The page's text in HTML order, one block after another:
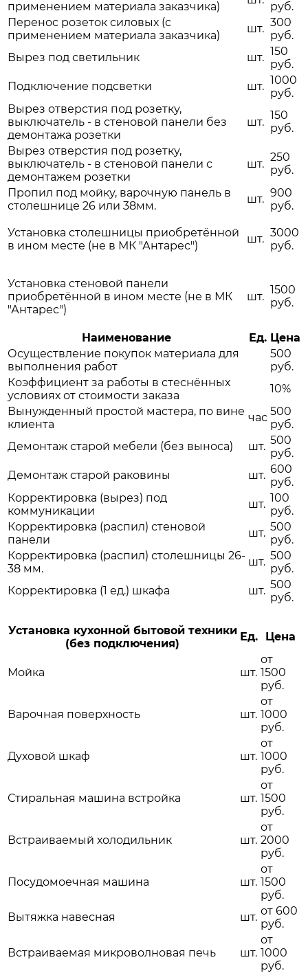
применением материала заказчика)
руб.
Перенос розеток силовых (с
применением материала заказчика)
шт. 300
руб.
Вырез под светильник
шт. 150
руб.
Подключение подсветки
шт. 1000
руб.
Вырез отверстия под розетку,
выключатель - в стеновой панели без
демонтажа розетки
шт.
150
руб.
Вырез отверстия под розетку,
выключатель - в стеновой панели с
демонтажем розетки
шт.
250
руб.
Пропил под мойку, варочную панель в
столешнице 26 или 38мм.
шт. 900
руб.
Установка столешницы приобретённой
в ином месте (не в МК "Антарес")
шт. 3000
руб.
Установка стеновой панели
приобретённой в ином месте (не в МК
"Антарес")
шт.
1500
руб.
Наименование Ед. Цена
Осуществление покупок материала для
выполнения работ
500
руб.
Коэффициент за работы в стеснённых
условиях от стоимости заказа
10%
Вынужденный простой мастера, по вине
клиента
час 500
руб.
Демонтаж старой мебели (без выноса)
шт. 500
руб.
Демонтаж старой раковины
шт. 600
руб.
Корректировка (вырез) под
коммуникации
шт. 100
руб.
Корректировка (распил) стеновой
панели
шт. 500
руб.
Корректировка (распил) столешницы 26-
38 мм.
шт. 500
руб.
Корректировка (1 ед.) шкафа
шт. 500
руб.
Установка кухонной бытовой техники
(без подключения)
Ед. Цена
Мойка шт.
от
1500
руб.
Варочная поверхность шт.
от
1000
руб.
Духовой шкаф шт.
от
1000
руб.
Стиральная машина встройка шт.
от
1500
руб.
Встраиваемый холодильник шт.
от
2000
руб.
Посудомоечная машина шт.
от
1500
руб.
Вытяжка навесная
шт. от 600
руб.
Встраиваемая микроволновая печь шт.
от
1000
руб.